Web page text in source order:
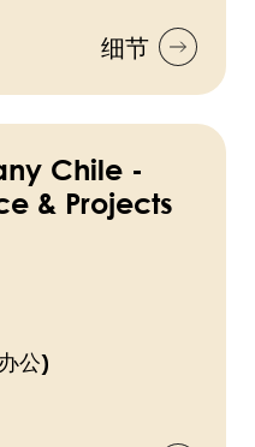
细节
Chile -
& Projects
公)